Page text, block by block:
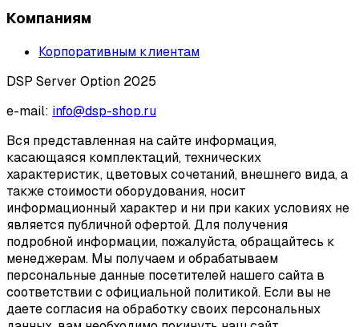
Компаниям
Корпоративным клиентам
DSP Server Option 2025
e-mail: info@dsp-shop.ru
Вся представленная на сайте информация,
касающаяся комплектаций, технических
характеристик, цветовых сочетаний, внешнего вида, а
также стоимости оборудования, носит
информационный характер и ни при каких условиях не
является публичной офертой. Для получения
подробной информации, пожалуйста, обращайтесь к
менеджерам. Мы получаем и обрабатываем
персональные данные посетителей нашего сайта в
соответствии с официальной политикой. Если вы не
даете согласия на обработку своих персональных